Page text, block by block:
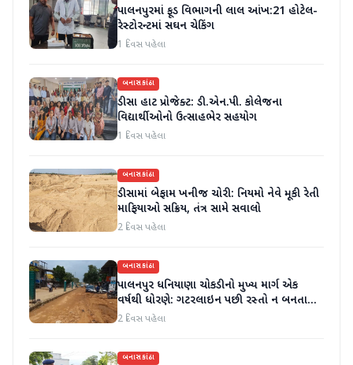
પાલનપુરમાં ફૂડ વિભાગની લાલ આંખ:21 હોટેલ-
રેસ્ટોરન્ટમાં સઘન ચેકિંગ
1 દિવસ પહેલા
બનાસકાંઠા
ડીસા હાટ પ્રોજેક્ટ: ડી.એન.પી. કોલેજના
વિદ્યાર્થીઓનો ઉત્સાહભેર સહયોગ
1 દિવસ પહેલા
બનાસકાંઠા
ડીસામાં બેફામ ખનીજ ચોરી: નિયમો નેવે મૂકી રેતી
માફિયાઓ સક્રિય, તંત્ર સામે સવાલો
2 દિવસ પહેલા
બનાસકાંઠા
પાલનપુર ધનિયાણા ચોકડીનો મુખ્ય માર્ગ એક
વર્ષથી ધોરણે: ગટરલાઇન પછી રસ્તો ન બનતા
હાલાકી
2 દિવસ પહેલા
બનાસકાંઠા